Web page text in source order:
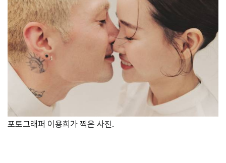
포토그래퍼 이용희가 찍은 사진.